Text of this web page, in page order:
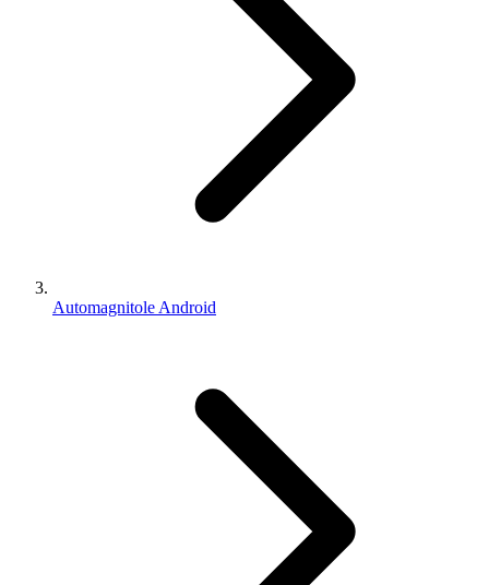
Automagnitole Android